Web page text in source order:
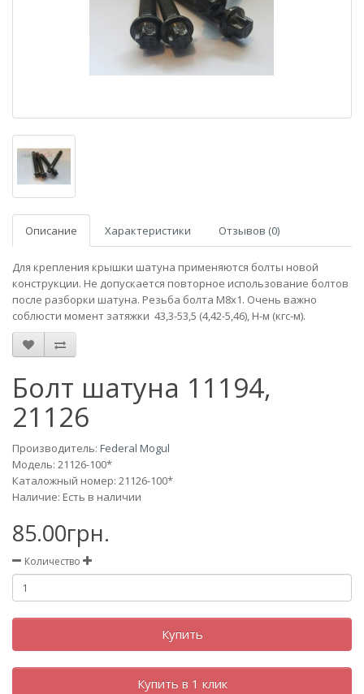
Описание Характеристики Отзывов (0)
Для крепления крышки шатуна применяются болты новой
конструкции. Не допускается повторное использование болтов
после разборки шатуна. Резьба болта М8х1. Очень важно
соблюсти момент затяжки 43,3-53,5 (4,42-5,46), Н-м (кгс-м).
Болт шатуна 11194,
21126
Производитель: Federal Mogul
Модель: 21126-100*
Каталожный номер: 21126-100*
Наличие: Есть в наличии
85.00грн.
Количество
Купить
Купить в 1 клик